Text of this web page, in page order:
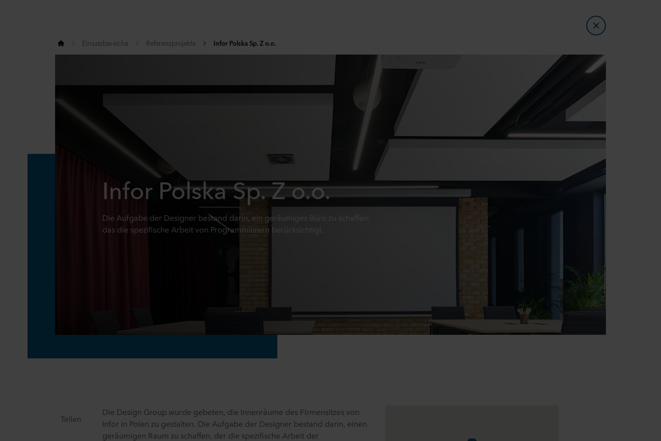
Einsatzbereiche Referenzprojekte Infor Polska Sp. Z o.o.
Infor Polska Sp. Z o.o.
Die Aufgabe der Designer bestand darin, ein geräumiges Büro zu schaffen,
das die spezifische Arbeit von Programmierern berücksichtigt.
Teilen
Die Design Group wurde gebeten, die Innenräume des Firmensitzes von
Infor in Polen zu gestalten. Die Aufgabe der Designer bestand darin, einen
geräumigen Raum zu schaffen, der die spezifische Arbeit der